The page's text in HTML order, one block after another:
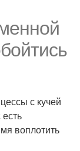
с кучей
воплотить